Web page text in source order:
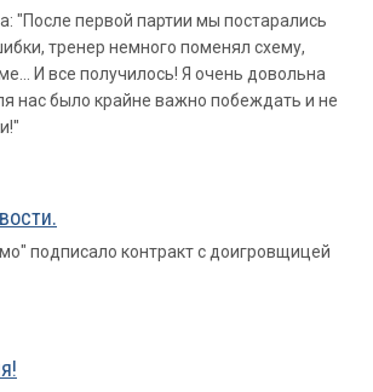
"После первой партии мы постарались
тренер немного поменял схему,
И все получилось! Я очень довольна
нас было крайне важно побеждать и не
подписало контракт с доигровщицей